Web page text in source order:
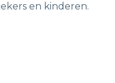
en kinderen.